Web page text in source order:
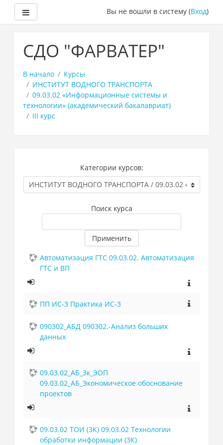
основному
содержанию
Вы не вошли в систему (Вход)
СДО "ФАРВАТЕР"
В начало
Курсы
ИНСТИТУТ ВОДНОГО ТРАНСПОРТА
09.03.02 «Информационные системы и
технологии» (академический бакалавриат)
III курс
Категории курсов:
Поиск курса
Применить
Автоматизация ГТС 09.03.02. Автоматизация
ГТС и ВП
ПП ИС-3 Практика ИС-3
090302_АБД 090302.-Анализ больших
данных
09.03.02_АБ_3к_ЭОП
09.03.02_АБ_Экономическое обоснование
проектов
09.03.02 ТОИ (3К) 09.03.02 Технологии
обработки информации (3К)